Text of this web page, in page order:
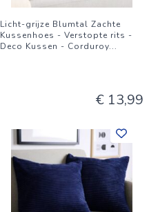
Licht-grijze Blumtal Zachte
Kussenhoes - Verstopte rits -
Deco Kussen - Corduroy...
€ 13,99